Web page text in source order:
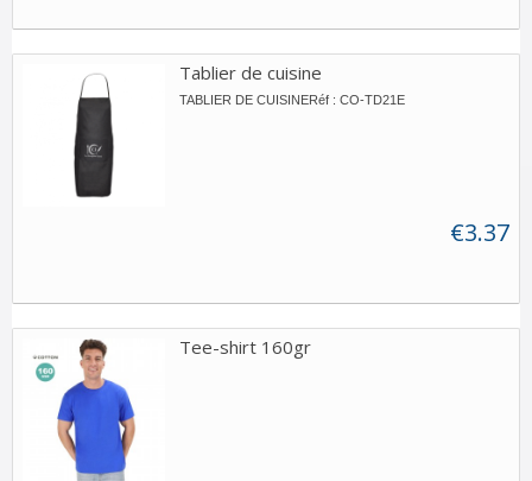
Tablier de cuisine
TABLIER DE CUISINERéf : CO-TD21E
€3.37
Tee-shirt 160gr